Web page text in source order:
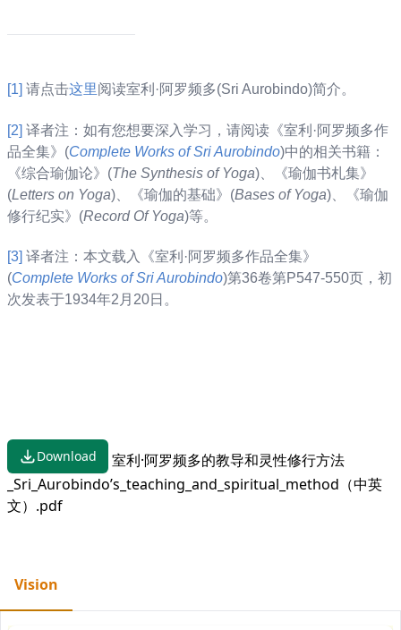
[1] 请点击这里阅读室利·阿罗频多(Sri Aurobindo)简介。
[2] 译者注：如有您想要深入学习，请阅读《室利·阿罗频多作
品全集》(Complete Works of Sri Aurobindo)中的相关书籍：
《综合瑜伽论》(The Synthesis of Yoga)、《瑜伽书札集》
(Letters on Yoga)、《瑜伽的基础》(Bases of Yoga)、《瑜伽
修行纪实》(Record Of Yoga)等。
[3] 译者注：本文载入《室利·阿罗频多作品全集》
(Complete Works of Sri Aurobindo)第36卷第P547-550页，初
次发表于1934年2月20日。
Download
室利·阿罗频多的教导和灵性修行方法
_Sri_Aurobindo’s_teaching_and_spiritual_method（中英
文）.pdf
Vision